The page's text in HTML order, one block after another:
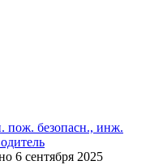
пож. безопасн., инж.
6 сентября 2025